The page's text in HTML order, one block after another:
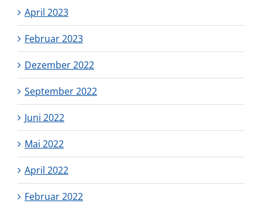
April 2023
Februar 2023
Dezember 2022
September 2022
Juni 2022
Mai 2022
April 2022
Februar 2022